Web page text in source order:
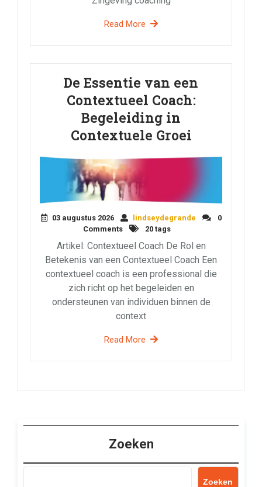
Read More
De Essentie van een
Contextueel Coach:
Begeleiding in
Contextuele Groei
03 augustus 2026 lindseydegrande
0
Comments
20 tags
Artikel: Contextueel Coach De Rol en
Betekenis van een Contextueel Coach Een
contextueel coach is een professional die
zich richt op het begeleiden en
ondersteunen van individuen binnen de
context
Read More
Zoeken
Zoeken